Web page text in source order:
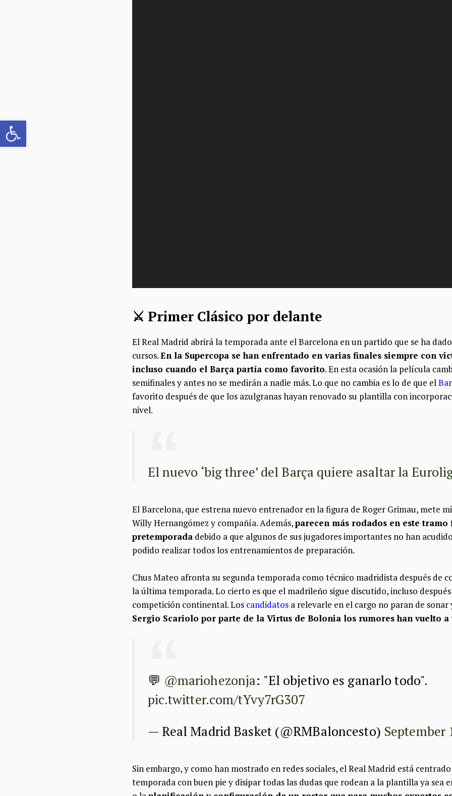
Abrir barra de herramientas
⚔️ Primer Clásico por delante
El Real Madrid abrirá la temporada ante el Barcelona en un partido que se ha
cursos.En la Supercopa se han enfrentado en varias finales siempre con
incluso cuando el Barça partía como favorito. En esta ocasión la película
semifinales y antes no se medirán a nadie más. Lo que no cambia es lo de que el
favorito después de que los azulgranas hayan renovado su plantilla con
nivel.
El nuevo ‘big three’ del Barça quiere asaltar la
El Barcelona, que estrena nuevo entrenador en la figura de Roger Grimau, mete
Willy Hernangómez y compañía. Además,parecen más rodados en este
pretemporada debido a que algunos de sus jugadores importantes no han
podido realizar todos los entrenamientos de preparación.
Chus Mateo afronta su segunda temporada como técnico madridista después de
la última temporada. Lo cierto es que el madrileño sigue discutido, incluso
competición continental. Los candidatos a relevarle en el cargo no paran de sonar
Sergio Scariolo por parte de la Virtus de Bolonia los rumores han vuelto
💬 @mariohezonja: "El objetivo es ganarlo todo".
pic.twitter.com/tYvy7rG307
— Real Madrid Basket (@RMBaloncesto) September
Sin embargo, y como han mostrado en redes sociales, el Real Madrid está
temporada con buen pie y disipar todas las dudas que rodean a la plantilla ya sea